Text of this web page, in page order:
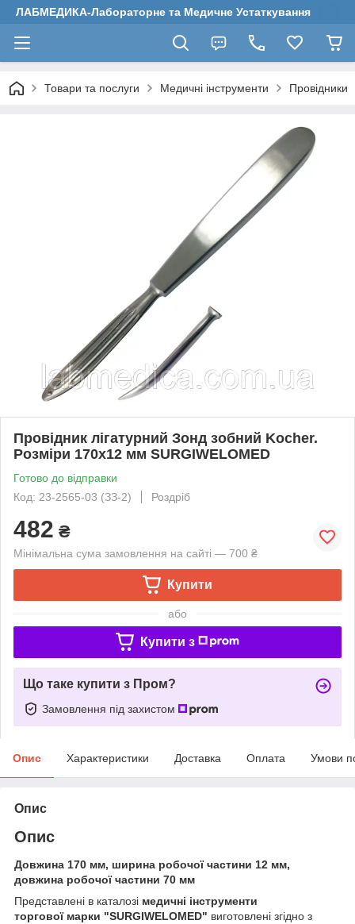
ЛАБМЕДИКА-Лабораторне та Медичне Устаткування
Товари та послуги Медичні інструменти Провідники
Провідник лігатурний Зонд зобний Kocher.
Розміри 170х12 мм SURGIWELOMED
Готово до відправки
Код: 23-2565-03 (ЗЗ-2)
Роздріб
482 ₴
Мінімальна сума замовлення на сайті — 700 ₴
Купити
або
Купити з
Що таке купити з Пром?
Замовлення під захистом
Опис Характеристики Доставка Оплата Умови
Опис
Опис
Довжина 170 мм, ширина робочої частини 12 мм,
довжина робочої частини 70 мм
Представлені в каталозі медичні інструменти
торгової марки "SURGIWELOMED" виготовлені згідно з